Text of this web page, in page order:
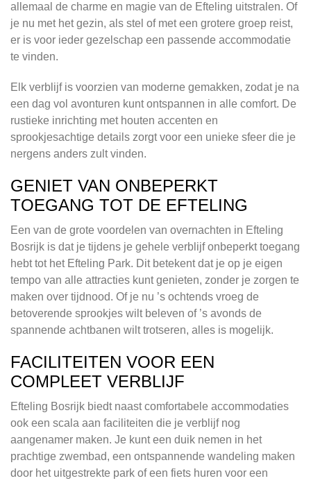
allemaal de charme en magie van de Efteling uitstralen. Of
je nu met het gezin, als stel of met een grotere groep reist,
er is voor ieder gezelschap een passende accommodatie
te vinden.
Elk verblijf is voorzien van moderne gemakken, zodat je na
een dag vol avonturen kunt ontspannen in alle comfort. De
rustieke inrichting met houten accenten en
sprookjesachtige details zorgt voor een unieke sfeer die je
nergens anders zult vinden.
GENIET VAN ONBEPERKT
TOEGANG TOT DE EFTELING
Een van de grote voordelen van overnachten in Efteling
Bosrijk is dat je tijdens je gehele verblijf onbeperkt toegang
hebt tot het Efteling Park. Dit betekent dat je op je eigen
tempo van alle attracties kunt genieten, zonder je zorgen te
maken over tijdnood. Of je nu ’s ochtends vroeg de
betoverende sprookjes wilt beleven of ’s avonds de
spannende achtbanen wilt trotseren, alles is mogelijk.
FACILITEITEN VOOR EEN
COMPLEET VERBLIJF
Efteling Bosrijk biedt naast comfortabele accommodaties
ook een scala aan faciliteiten die je verblijf nog
aangenamer maken. Je kunt een duik nemen in het
prachtige zwembad, een ontspannende wandeling maken
door het uitgestrekte park of een fiets huren voor een